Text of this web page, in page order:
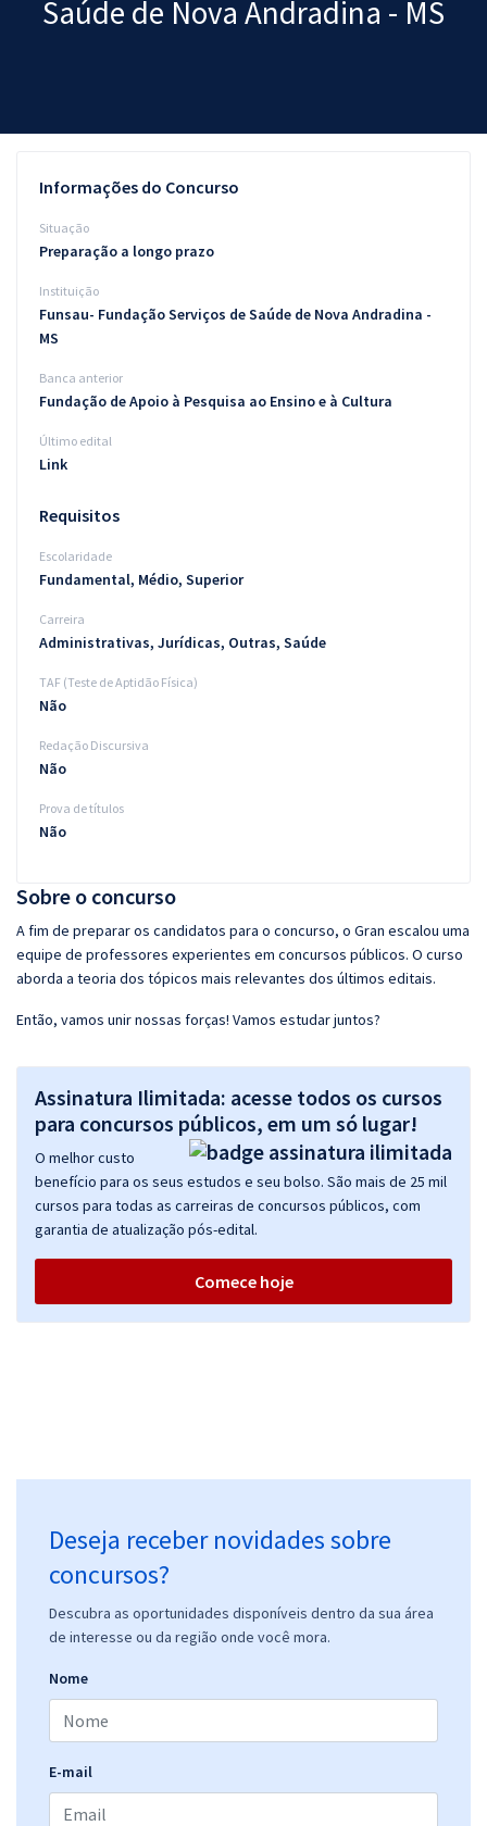
Pós
Questões grátis
Blog
Atendimento
Saúde de Nova Andradina - MS
Sobre o concurso
A fim de preparar os candidatos para o concurso, o Gran escalou uma
equipe de professores experientes em concursos públicos. O curso
aborda a teoria dos tópicos mais relevantes dos últimos editais.
Então, vamos unir nossas forças! Vamos estudar juntos?
Assinatura Ilimitada: acesse todos os cursos
para concursos públicos, em um só lugar!
O melhor custo
benefício para os seus estudos e seu bolso. São mais de 25 mil
cursos para todas as carreiras de concursos públicos, com
garantia de atualização pós-edital.
Comece hoje
Deseja receber novidades sobre
concursos?
Descubra as oportunidades disponíveis dentro da sua área
de interesse ou da região onde você mora.
Nome
E-mail
Informações do Concurso
Situação
Preparação a longo prazo
Instituição
Funsau- Fundação Serviços de Saúde de Nova Andradina -
MS
Banca anterior
Fundação de Apoio à Pesquisa ao Ensino e à Cultura
Último edital
Link
Requisitos
Escolaridade
Fundamental, Médio, Superior
Carreira
Administrativas, Jurídicas, Outras, Saúde
TAF (Teste de Aptidão Física)
Não
Redação Discursiva
Não
Prova de títulos
Não